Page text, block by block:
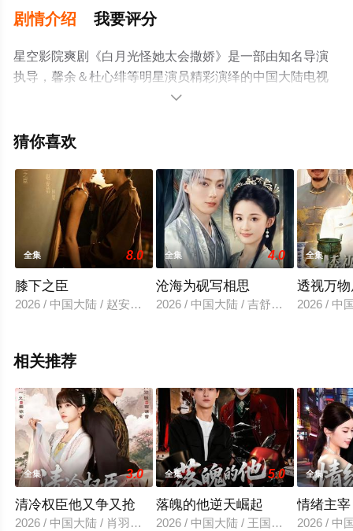
剧情介绍 我要评分
星空影院爽剧《白月光怪她太会撒娇》是一部由知名导演
执导，馨余＆杜心绯等明星演员精彩演绎的中国大陆电视
剧，大结局剧情已揭晓（全集），手机免费观看高清未删
至豆瓣电视剧、电视猫或剧情网等平台了解。

猜你喜欢
全集 8.0
膝下之臣
2026 / 中国大陆 / 赵安第&吴宇航
全集 4.0
沧海为砚写相思
2026 / 中国大陆 / 吉舒亦&刘兰博
全集
透视万
2026 / 中
相关推荐
全集 3.0
清冷权臣他又争又抢
2026 / 中国大陆 / 肖羽凯＆林一允
全集 5.0
落魄的他逆天崛起
2026 / 中国大陆 / 王国豪杰＆诗语＆
全集
情绪主
2026 / 中